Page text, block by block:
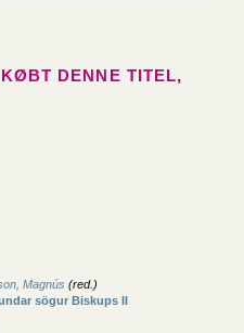
DENNE TITEL,
Magnús (red.)
sögur Biskups II